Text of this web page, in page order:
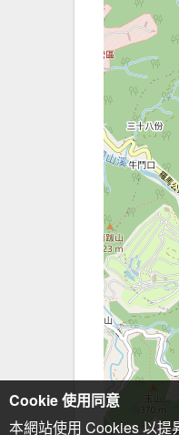
Cookie 使用同意
本網站使用 Cookies 以提